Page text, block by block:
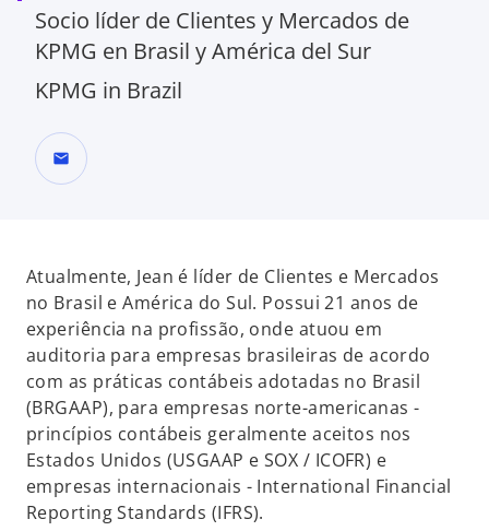
Socio líder de Clientes y Mercados de
KPMG en Brasil y América del Sur
KPMG in Brazil
mail
Atualmente, Jean é líder de Clientes e Mercados
no Brasil e América do Sul. Possui 21 anos de
experiência na profissão, onde atuou em
auditoria para empresas brasileiras de acordo
com as práticas contábeis adotadas no Brasil
(BRGAAP), para empresas norte-americanas -
princípios contábeis geralmente aceitos nos
Estados Unidos (USGAAP e SOX / ICOFR) e
empresas internacionais - International Financial
Reporting Standards (IFRS).